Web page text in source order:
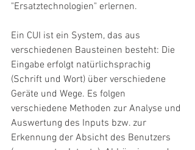
"Ersatztechnologien" erlernen.
Ein CUI ist ein System, das aus
verschiedenen Bausteinen besteht: Die
Eingabe erfolgt natürlichsprachig
(Schrift und Wort) über verschiedene
Geräte und Wege. Es folgen
verschiedene Methoden zur Analyse und
Auswertung des Inputs bzw. zur
Erkennung der Absicht des Benutzers